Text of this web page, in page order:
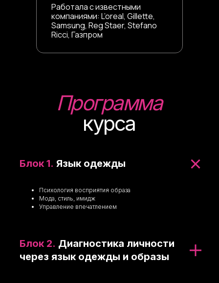
Работала с известными
компаниями: L’oreal, Gillette,
Samsung, Reg Staer, Stefano
Ricci, Газпром
Программа
курса
Блок 1. Язык одежды
Психология восприятия образа
Мода, стиль, имидж
Управление впечатлением
Блок 2. Диагностика личности
через язык одежды и образы